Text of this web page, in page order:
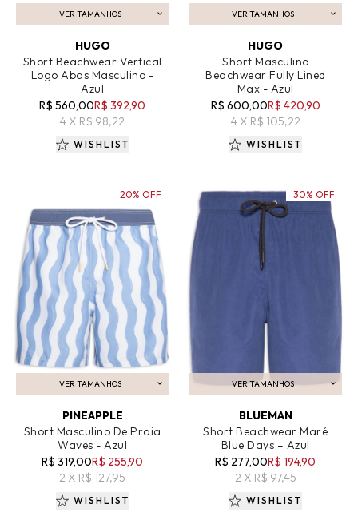
VER TAMANHOS
ADICIONAR AO CARRINHO
HUGO
Short Beachwear Vertical
Logo Abas Masculino -
Azul
R$ 560,00R$ 392,90
4 X R$ 98,22
WISHLIST
VER TAMANHOS
ADICIONAR AO CARRINHO
HUGO
Short Masculino
Beachwear Fully Lined
Max - Azul
R$ 600,00R$ 420,90
4 X R$ 105,22
WISHLIST
VER TAMANHOS
ADICIONAR AO CARRINHO
PINEAPPLE
Short Masculino De Praia
Waves - Azul
R$ 319,00R$ 255,90
2 X R$ 127,95
20% OFF
WISHLIST
VER TAMANHOS
ADICIONAR AO CARRINHO
BLUEMAN
Short Beachwear Maré
Blue Days – Azul
R$ 277,00R$ 194,90
2 X R$ 97,45
30% OFF
WISHLIST